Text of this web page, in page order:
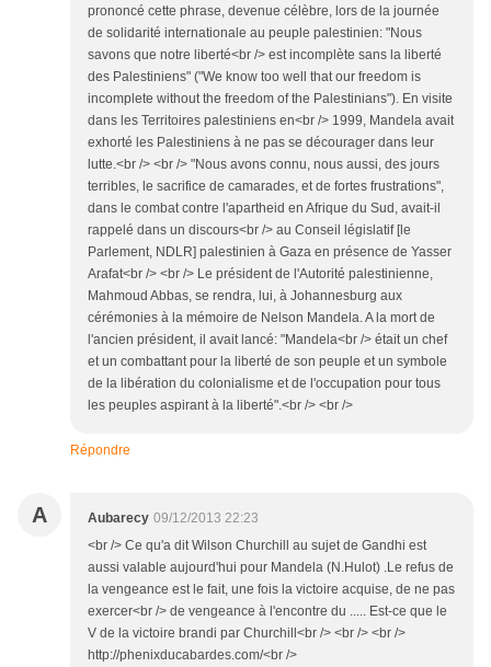
prononcé cette phrase, devenue célèbre, lors de la journée
de solidarité internationale au peuple palestinien: "Nous
savons que notre liberté<br /> est incomplète sans la liberté
des Palestiniens" ("We know too well that our freedom is
incomplete without the freedom of the Palestinians"). En visite
dans les Territoires palestiniens en<br /> 1999, Mandela avait
exhorté les Palestiniens à ne pas se décourager dans leur
lutte.<br /> <br /> "Nous avons connu, nous aussi, des jours
terribles, le sacrifice de camarades, et de fortes frustrations",
dans le combat contre l'apartheid en Afrique du Sud, avait-il
rappelé dans un discours<br /> au Conseil législatif [le
Parlement, NDLR] palestinien à Gaza en présence de Yasser
Arafat<br /> <br /> Le président de l'Autorité palestinienne,
Mahmoud Abbas, se rendra, lui, à Johannesburg aux
cérémonies à la mémoire de Nelson Mandela. A la mort de
l'ancien président, il avait lancé: "Mandela<br /> était un chef
et un combattant pour la liberté de son peuple et un symbole
de la libération du colonialisme et de l'occupation pour tous
les peuples aspirant à la liberté".<br /> <br />
Répondre
A Aubarecy 09/12/2013 22:23
<br /> Ce qu'a dit Wilson Churchill au sujet de Gandhi est
aussi valable aujourd'hui pour Mandela (N.Hulot) .Le refus de
la vengeance est le fait, une fois la victoire acquise, de ne pas
exercer<br /> de vengeance à l'encontre du ..... Est-ce que le
V de la victoire brandi par Churchill<br /> <br /> <br />
http://phenixducabardes.com/<br />